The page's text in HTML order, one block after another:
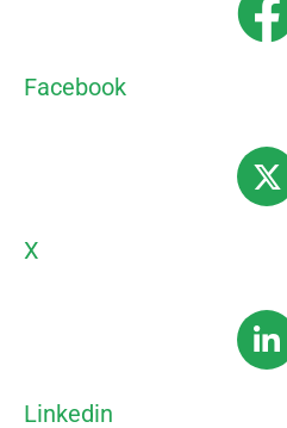
Facebook
X
Linkedin